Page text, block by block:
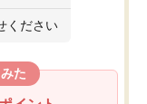
ください
た